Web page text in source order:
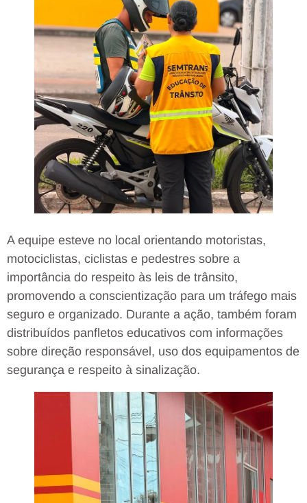
A equipe esteve no local orientando motoristas,
motociclistas, ciclistas e pedestres sobre a
importância do respeito às leis de trânsito,
promovendo a conscientização para um tráfego mais
seguro e organizado. Durante a ação, também foram
distribuídos panfletos educativos com informações
sobre direção responsável, uso dos equipamentos de
segurança e respeito à sinalização.